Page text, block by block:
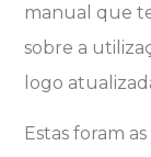
manual que
sobre a
logo
Estas foram